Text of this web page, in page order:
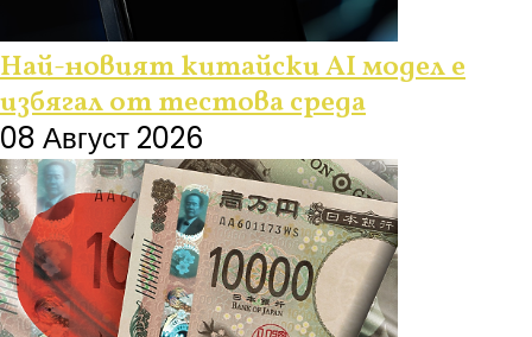
Най-новият китайски AI модел е
избягал от тестова среда
08 Август 2026